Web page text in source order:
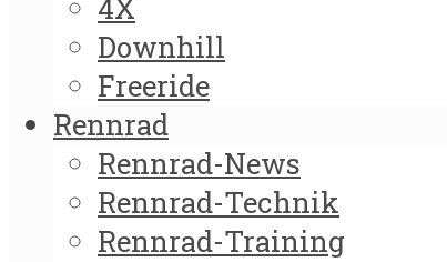
Downhill
Freeride
Rennrad
Rennrad-News
Rennrad-Technik
Rennrad-Training